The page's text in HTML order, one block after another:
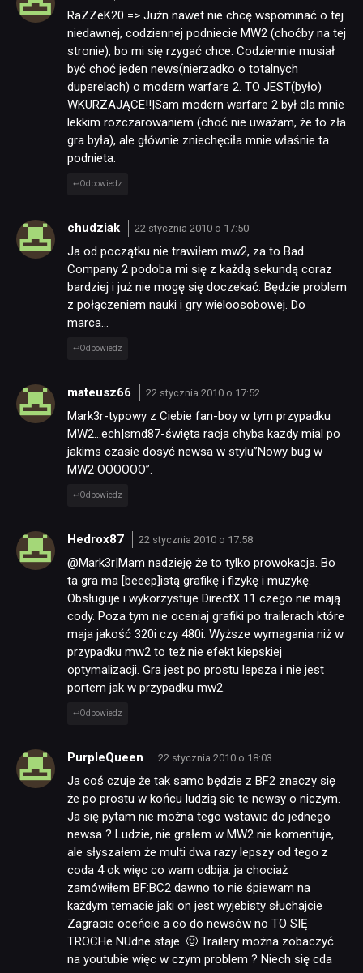
RaZZeK20 => Jużn nawet nie chcę wspominać o tej
niedawnej, codziennej podniecie MW2 (choćby na tej
stronie), bo mi się rzygać chce. Codziennie musiał
być choć jeden news(nierzadko o totalnych
duperelach) o modern warfare 2. TO JEST(było)
WKURZAJĄCE!!|Sam modern warfare 2 był dla mnie
lekkim rozczarowaniem (choć nie uważam, że to zła
gra była), ale głównie zniechęciła mnie właśnie ta
podnieta.
Odpowiedz
chudziak 22 stycznia 2010 o 17:50
Ja od początku nie trawiłem mw2, za to Bad
Company 2 podoba mi się z każdą sekundą coraz
bardziej i już nie mogę się doczekać. Będzie problem
z połączeniem nauki i gry wieloosobowej. Do
marca…
Odpowiedz
mateusz66 22 stycznia 2010 o 17:52
Mark3r-typowy z Ciebie fan-boy w tym przypadku
MW2…ech|smd87-święta racja chyba kazdy mial po
jakims czasie dosyć newsa w stylu”Nowy bug w
MW2 OOOOOO”.
Odpowiedz
Hedrox87 22 stycznia 2010 o 17:58
@Mark3r|Mam nadzieję że to tylko prowokacja. Bo
ta gra ma [beeep]istą grafikę i fizykę i muzykę.
Obsługuje i wykorzystuje DirectX 11 czego nie mają
cody. Poza tym nie oceniaj grafiki po trailerach które
maja jakość 320i czy 480i. Wyższe wymagania niż w
przypadku mw2 to też nie efekt kiepskiej
optymalizacji. Gra jest po prostu lepsza i nie jest
portem jak w przypadku mw2.
Odpowiedz
PurpleQueen 22 stycznia 2010 o 18:03
Ja coś czuje że tak samo będzie z BF2 znaczy się
że po prostu w końcu ludzią sie te newsy o niczym.
Ja się pytam nie można tego wstawic do jednego
newsa ? Ludzie, nie grałem w MW2 nie komentuje,
ale słyszałem że multi dwa razy lepszy od tego z
coda 4 ok więc co wam odbija. ja chociaż
zamówiłem BF:BC2 dawno to nie śpiewam na
każdym temacie jaki on jest wyjebisty słuchajcie
Zagracie oceńcie a co do newsów no TO SIĘ
TROCHe NUdne staje. 🙂 Trailery można zobaczyć
na youtubie więc w czym problem ? Niech się cda